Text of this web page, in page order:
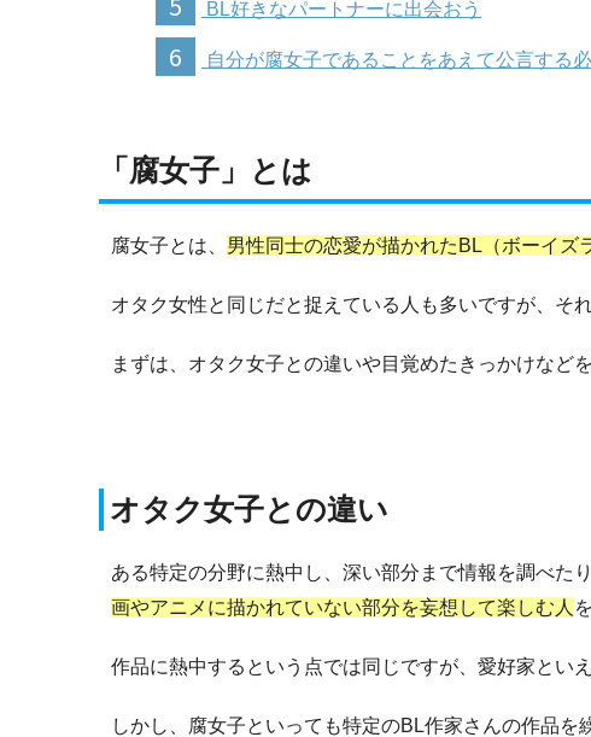
BL好きなパートナーに出会おう
6 自分が腐女子であることをあえて公言する
「腐女子」とは
腐女子とは、 男性同士の恋愛が描かれたBL（ボーイズ
オタク女性と同じだと捉えている人も多いですが、そ
まずは、オタク女子との違いや目覚めたきっかけなど
オタク女子との違い
ある特定の分野に熱中し、 深い部分まで情報を調べた
画やアニメに描かれていない部分を妄想して楽しむ人
作品に熱中するという点では同じですが、愛好家とい
しかし、腐女子といっても特定のBL作家さんの作品